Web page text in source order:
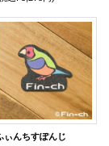
ぃんちすぽんじ